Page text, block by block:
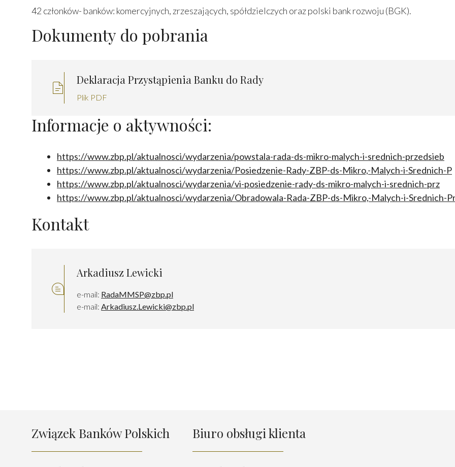
42 członków- banków: komercyjnych, zrzeszających, spółdzielczych oraz polski bank rozwoju (BGK).
Dokumenty do pobrania
Deklaracja Przystąpienia Banku do Rady
Plik PDF
Informacje o aktywności:
https://www.zbp.pl/aktualnosci/wydarzenia/powstala-rada-ds-mikro-malych-i-srednich-przedsieb
https://www.zbp.pl/aktualnosci/wydarzenia/Posiedzenie-Rady-ZBP-ds-Mikro,-Malych-i-Srednich-P
https://www.zbp.pl/aktualnosci/wydarzenia/vi-posiedzenie-rady-ds-mikro-malych-i-srednich-prz
https://www.zbp.pl/aktualnosci/wydarzenia/Obradowala-Rada-ZBP-ds-Mikro,-Malych-i-Srednich-
Kontakt
Arkadiusz Lewicki
e-mail: RadaMMSP@zbp.pl
e-mail: Arkadiusz.Lewicki@zbp.pl
Związek Banków Polskich Biuro obsługi klienta